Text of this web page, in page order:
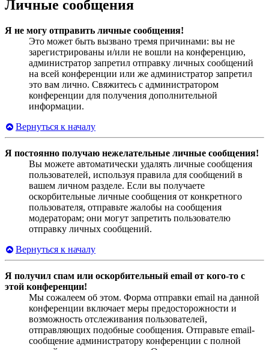
Личные сообщения
Я не могу отправить личные сообщения!
Это может быть вызвано тремя причинами: вы не
зарегистрированы и/или не вошли на конференцию,
администратор запретил отправку личных сообщений
на всей конференции или же администратор запретил
это вам лично. Свяжитесь с администратором
конференции для получения дополнительной
информации.
Вернуться к началу
Я постоянно получаю нежелательные личные сообщения!
Вы можете автоматически удалять личные сообщения
пользователей, используя правила для сообщений в
вашем личном разделе. Если вы получаете
оскорбительные личные сообщения от конкретного
пользователя, отправьте жалобы на сообщения
модераторам; они могут запретить пользователю
отправку личных сообщений.
Вернуться к началу
Я получил спам или оскорбительный email от кого-то с
этой конференции!
Мы сожалеем об этом. Форма отправки email на данной
конференции включает меры предосторожности и
возможность отслеживания пользователей,
отправляющих подобные сообщения. Отправьте email-
сообщение администратору конференции с полной